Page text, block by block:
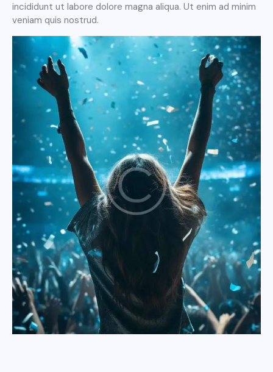
incididunt ut labore dolore magna aliqua. Ut enim ad minim
veniam quis nostrud.